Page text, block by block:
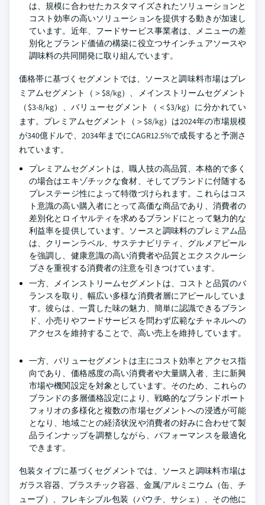
は、規模に合わせたカスタマイズされたソリューションと
コスト効率の高いソリューションを提供する動きが加速し
ています。近年、フードサービス事業者は、メニューの差
別化とブランド価値の構築に役立つサインチュアソースや
調味料の共同開発に取り組んでいます。
価格帯に基づくセグメントでは、ソースと調味料市場はプレ
ミアムセグメント（＞$8/kg）、メインストリームセグメント
（$3-8/kg）、バリューセグメント（＜$3/kg）に分かれてい
ます。プレミアムセグメント（＞$8/kg）は2024年の市場規模
が340億ドルで、2034年までにCAGR12.5%で成長すると予測さ
れています。
プレミアムセグメントは、職人技の高品質、本格的で多く
の場合はエキゾチックな食材、そしてブランドに付随する
プレステージ性によって特徴づけられます。これらはコス
ト意識の高い購入者にとって高価な商品であり、消費者の
差別化とロイヤルティを求めるブランドにとって魅力的な
利益率を提供しています。ソースと調味料のプレミアム品
は、クリーンラベル、サステナビリティ、グルメアピール
を強調し、健康意識の高い消費者や品質とエクスクルーシ
ブさを重視する消費者の注意を引きつけています。
一方、メインストリームセグメントは、コストと品質のバ
ランスを取り、幅広い多様な消費者層にアピールしていま
す。彼らは、一貫した味の魅力、簡単に認識できるブラン
ド、小売りやフードサービスを問わず広範なチャネルへの
アクセスを維持することで、高い売上を維持しています。
一方、バリューセグメントは主にコスト効率とアクセス指
向であり、価格感度の高い消費者や大量購入者、主に新興
市場や機関設定を対象としています。そのため、これらの
ブランドの多層価格設定により、戦略的なブランドポート
フォリオの多様化と複数の市場セグメントへの浸透が可能
となり、地域ごとの経済状況や消費者の好みに合わせて製
品ラインナップを調整しながら、パフォーマンスを最適化
できます。
包装タイプに基づくセグメントでは、ソースと調味料市場は
ガラス容器、プラスチック容器、金属/アルミニウム（缶、チ
ューブ）、フレキシブル包装（パウチ、サシェ）、その他に